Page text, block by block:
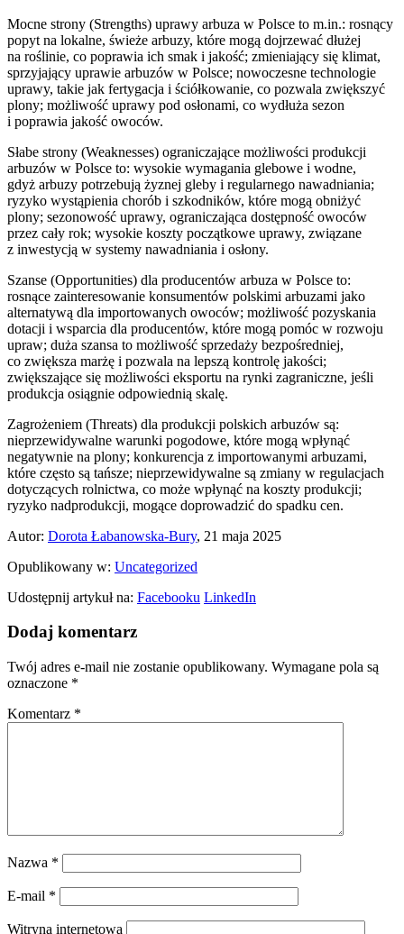
Mocne strony (Strengths) uprawy arbuza w Polsce to m.in.: rosnący
popyt na lokalne, świeże arbuzy, które mogą dojrzewać dłużej
na roślinie, co poprawia ich smak i jakość; zmieniający się klimat,
sprzyjający uprawie arbuzów w Polsce; nowoczesne technologie
uprawy, takie jak fertygacja i ściółkowanie, co pozwala zwiększyć
plony; możliwość uprawy pod osłonami, co wydłuża sezon
i poprawia jakość owoców.
Słabe strony (Weaknesses) ograniczające możliwości produkcji
arbuzów w Polsce to: wysokie wymagania glebowe i wodne,
gdyż arbuzy potrzebują żyznej gleby i regularnego nawadniania;
ryzyko wystąpienia chorób i szkodników, które mogą obniżyć
plony; sezonowość uprawy, ograniczająca dostępność owoców
przez cały rok; wysokie koszty początkowe uprawy, związane
z inwestycją w systemy nawadniania i osłony.
Szanse (Opportunities) dla producentów arbuza w Polsce to:
rosnące zainteresowanie konsumentów polskimi arbuzami jako
alternatywą dla importowanych owoców; możliwość pozyskania
dotacji i wsparcia dla producentów, które mogą pomóc w rozwoju
upraw; duża szansa to możliwość sprzedaży bezpośredniej,
co zwiększa marżę i pozwala na lepszą kontrolę jakości;
zwiększające się możliwości eksportu na rynki zagraniczne, jeśli
produkcja osiągnie odpowiednią skalę.
Zagrożeniem (Threats) dla produkcji polskich arbuzów są:
nieprzewidywalne warunki pogodowe, które mogą wpłynąć
negatywnie na plony; konkurencja z importowanymi arbuzami,
które często są tańsze; nieprzewidywalne są zmiany w regulacjach
dotyczących rolnictwa, co może wpłynąć na koszty produkcji;
ryzyko nadprodukcji, mogące doprowadzić do spadku cen.
Autor: Dorota Łabanowska-Bury, 21 maja 2025
Opublikowany w: Uncategorized
Udostępnij artykuł na: Facebooku LinkedIn
Dodaj komentarz
Twój adres e-mail nie zostanie opublikowany. Wymagane pola są
oznaczone *
Komentarz *
Nazwa *
E-mail *
Witryna internetowa